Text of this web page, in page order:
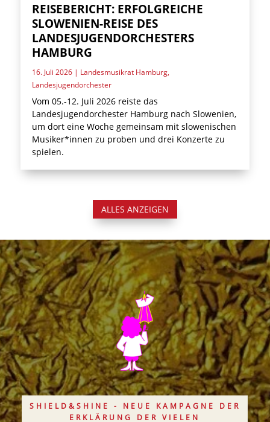
REISEBERICHT: ERFOLGREICHE
SLOWENIEN-REISE DES
LANDESJUGENDORCHESTERS
HAMBURG
16. Juli 2026| Landesmusikrat Hamburg,
Landesjugendorchester
Vom 05.-12. Juli 2026 reiste das
Landesjugendorchester Hamburg nach Slowenien,
um dort eine Woche gemeinsam mit slowenischen
Musiker*innen zu proben und drei Konzerte zu
spielen.
ALLES ANZEIGEN
SHIELD&SHINE - NEUE KAMPAGNE DER
ERKLÄRUNG DER VIELEN